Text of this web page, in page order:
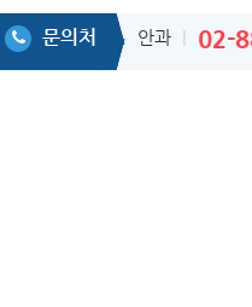
문의처 안과 02-